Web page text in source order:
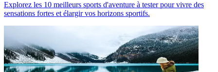
Explorez les 10 meilleurs sports d'aventure à tester pour vivre des
sensations fortes et élargir vos horizons sportifs.